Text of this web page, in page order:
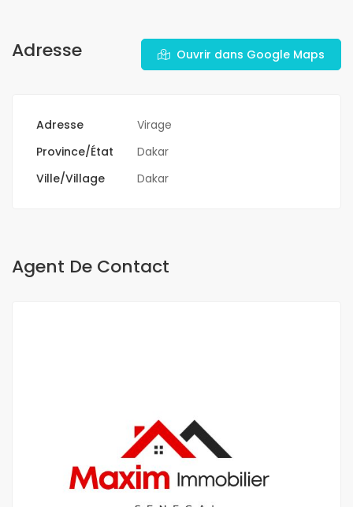
Adresse Ouvrir dans Google Maps
Adresse
Virage
Province/État
Dakar
Ville/Village
Dakar
Agent De Contact